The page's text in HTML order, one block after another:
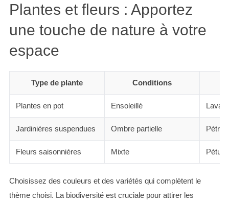
Plantes et fleurs : Apportez
une touche de nature à votre
espace
Type de plante Conditions
Plantes en pot Ensoleillé
Jardinières suspendues Ombre partielle Pétra,
Fleurs saisonnières Mixte
Choisissez des couleurs et des variétés qui complètent le
thème choisi. La biodiversité est cruciale pour attirer les